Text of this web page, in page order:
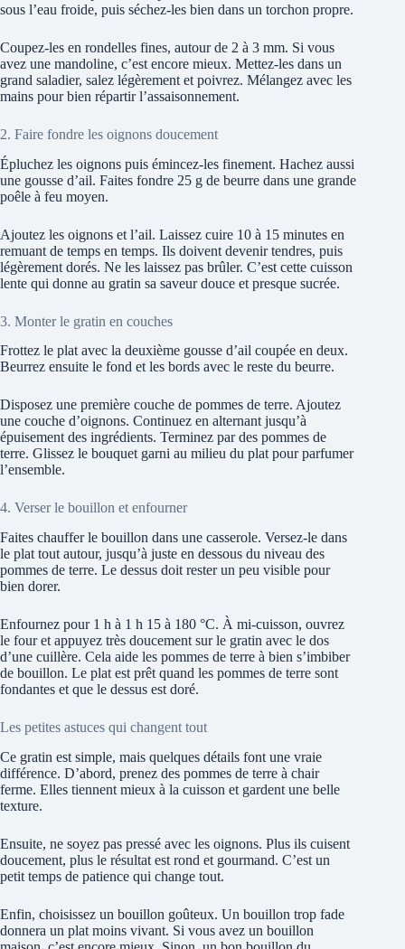
sous l’eau froide, puis séchez-les bien dans un torchon propre.
Coupez-les en rondelles fines, autour de 2 à 3 mm. Si vous
avez une mandoline, c’est encore mieux. Mettez-les dans un
grand saladier, salez légèrement et poivrez. Mélangez avec les
mains pour bien répartir l’assaisonnement.
2. Faire fondre les oignons doucement
Épluchez les oignons puis émincez-les finement. Hachez aussi
une gousse d’ail. Faites fondre 25 g de beurre dans une grande
poêle à feu moyen.
Ajoutez les oignons et l’ail. Laissez cuire 10 à 15 minutes en
remuant de temps en temps. Ils doivent devenir tendres, puis
légèrement dorés. Ne les laissez pas brûler. C’est cette cuisson
lente qui donne au gratin sa saveur douce et presque sucrée.
3. Monter le gratin en couches
Frottez le plat avec la deuxième gousse d’ail coupée en deux.
Beurrez ensuite le fond et les bords avec le reste du beurre.
Disposez une première couche de pommes de terre. Ajoutez
une couche d’oignons. Continuez en alternant jusqu’à
épuisement des ingrédients. Terminez par des pommes de
terre. Glissez le bouquet garni au milieu du plat pour parfumer
l’ensemble.
4. Verser le bouillon et enfourner
Faites chauffer le bouillon dans une casserole. Versez-le dans
le plat tout autour, jusqu’à juste en dessous du niveau des
pommes de terre. Le dessus doit rester un peu visible pour
bien dorer.
Enfournez pour 1 h à 1 h 15 à 180 °C. À mi-cuisson, ouvrez
le four et appuyez très doucement sur le gratin avec le dos
d’une cuillère. Cela aide les pommes de terre à bien s’imbiber
de bouillon. Le plat est prêt quand les pommes de terre sont
fondantes et que le dessus est doré.
Les petites astuces qui changent tout
Ce gratin est simple, mais quelques détails font une vraie
différence. D’abord, prenez des pommes de terre à chair
ferme. Elles tiennent mieux à la cuisson et gardent une belle
texture.
Ensuite, ne soyez pas pressé avec les oignons. Plus ils cuisent
doucement, plus le résultat est rond et gourmand. C’est un
petit temps de patience qui change tout.
Enfin, choisissez un bouillon goûteux. Un bouillon trop fade
donnera un plat moins vivant. Si vous avez un bouillon